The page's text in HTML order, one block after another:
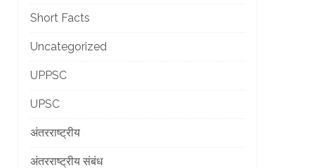
Short Facts
Uncategorized
UPPSC
UPSC
अंतरराष्ट्रीय
अंतरराष्ट्रीय संबंध